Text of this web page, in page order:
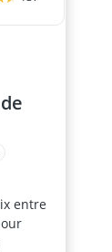
entre